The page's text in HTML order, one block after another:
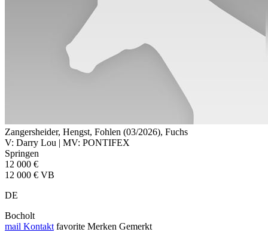
Zangersheider, Hengst, Fohlen (03/2026), Fuchs
V: Darry Lou | MV: PONTIFEX
Springen
12 000 €
12 000 € VB
DE
Bocholt
mail Kontakt favorite Merken Gemerkt